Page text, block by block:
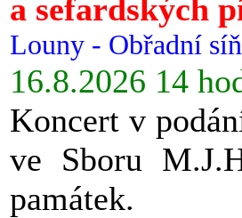
a sefardských
Louny - Obřadní
16.8.2026 14
Koncert v
ve Sboru
památek.